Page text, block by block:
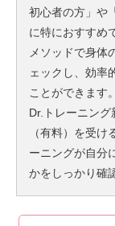
初心者の方」や
に特におすすめ
メソッドで身体
ェックし、効率
ことができます。
Dr.トレーニン
（有料）を受け
ーニングが自分
かをしっかり確